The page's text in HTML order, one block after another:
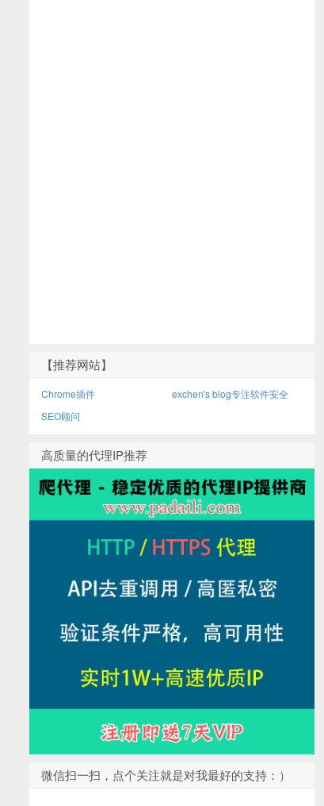
【推荐网站】
Chrome插件
exchen's blog专注软件安全
SEO顾问
高质量的代理IP推荐
微信扫一扫，点个关注就是对我最好的支持：）